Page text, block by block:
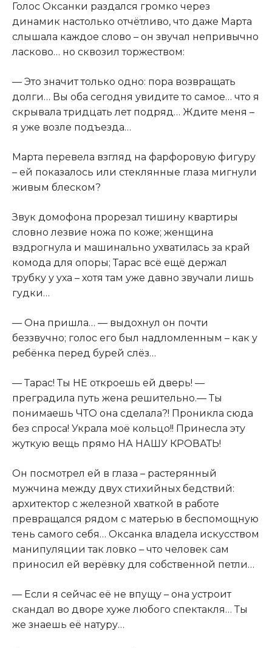
Голос Оксанки раздался громко через
динамик настолько отчётливо, что даже Марта
слышала каждое слово – он звучал непривычно
ласково… но сквозил торжеством:
— Это значит только одно: пора возвращать
долги… Вы оба сегодня увидите то самое… что я
скрывала тридцать лет подряд… Ждите меня –
я уже возле подъезда…
Марта перевела взгляд на фарфоровую фигуру
– ей показалось или стеклянные глаза мигнули
живым блеском?
Звук домофона прорезал тишину квартиры
словно лезвие ножа по коже; женщина
вздрогнула и машинально ухватилась за край
комода для опоры; Тарас всё ещё держал
трубку у уха – хотя там уже давно звучали лишь
гудки…
— Она пришла… — выдохнул он почти
беззвучно; голос его был надломленным – как у
ребёнка перед бурей слёз…
— Тарас! Ты НЕ откроешь ей дверь! —
преградила путь жена решительно.— Ты
понимаешь ЧТО она сделала?! Проникла сюда
без спроса! Украла моё кольцо!! Принесла эту
жуткую вещь прямо НА НАШУ КРОВАТЬ!
Он посмотрел ей в глаза – растерянный
мужчина между двух стихийных бедствий:
архитектор с железной хваткой в работе
превращался рядом с матерью в беспомощную
тень самого себя… Оксанка владела искусством
манипуляции так ловко – что человек сам
приносил ей верёвку для собственной петли…
— Если я сейчас её не впущу – она устроит
скандал во дворе хуже любого спектакля… Ты
же знаешь её натуру…